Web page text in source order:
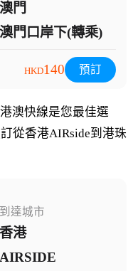
澳門
澳門口岸下(轉乘)
HKD140 預訂
澳快線是您最佳選
從香港AIRside到港珠
到達城市
香港
AIRSIDE